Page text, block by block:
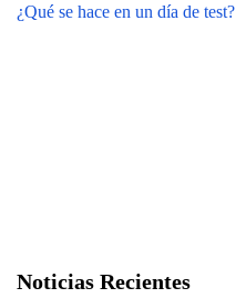
¿Qué se hace en un día de test?
Noticias Recientes